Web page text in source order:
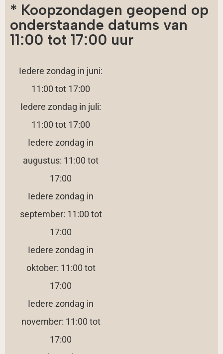
* Koopzondagen geopend op
onderstaande datums van
11:00 tot 17:00 uur
Iedere zondag in juni:
11:00 tot 17:00
Iedere zondag in juli:
11:00 tot 17:00
Iedere zondag in
augustus: 11:00 tot
17:00
Iedere zondag in
september: 11:00 tot
17:00
Iedere zondag in
oktober: 11:00 tot
17:00
Iedere zondag in
november: 11:00 tot
17:00